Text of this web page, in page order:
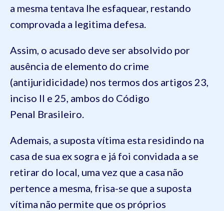
a mesma tentava lhe esfaquear, restando
comprovada a legitima defesa.
Assim, o acusado deve ser absolvido por
ausência de elemento do crime
(antijuridicidade) nos termos dos artigos 23,
inciso II e 25, ambos do Código
Penal Brasileiro.
Ademais, a suposta vítima esta residindo na
casa de sua ex sogra e já foi convidada a se
retirar do local, uma vez que a casa não
pertence a mesma, frisa-se que a suposta
vítima não permite que os próprios